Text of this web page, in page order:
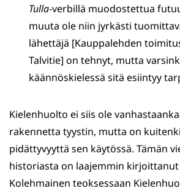
Tulla-verbillä muodostettua
muuta ole niin jyrkästi
lähettäjä [Kauppalehden
Talvitie] on tehnyt, mutta
käännöskielessä sitä esiintyy
Kielenhuolto ei siis ole
rakennetta tyystin, mutta on
pidättyvyyttä sen käytössä. Tämän
historiasta on laajemmin kirjoittanut
Kolehmainen teoksessaan